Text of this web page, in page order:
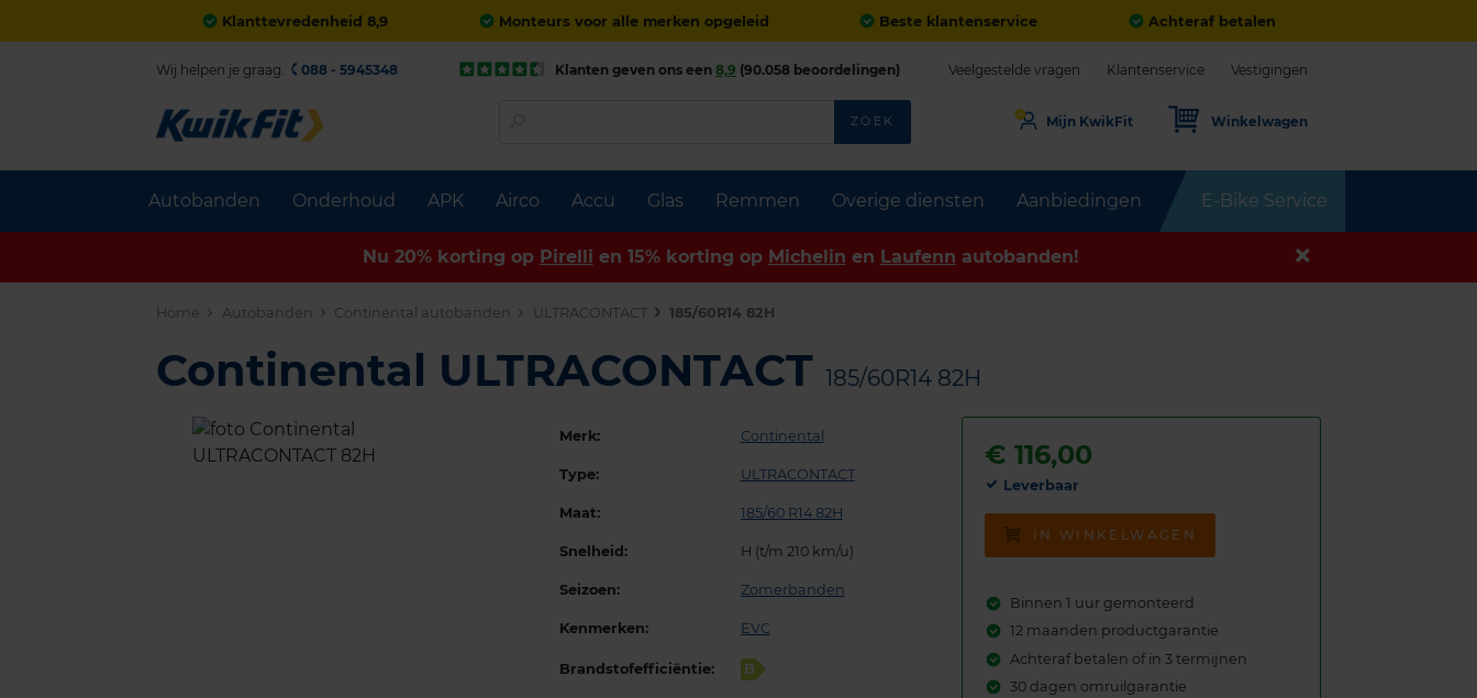
Klanttevredenheid 8,9 Monteurs voor alle merken opgeleid Beste klantenservice Achteraf betalen
Autobanden Onderhoud APK Airco Accu Glas Remmen Overige diensten Aanbiedingen E-Bike Service
Wij helpen je graag. 088 - 5945348 Klanten geven ons een 8,9 (90.058 beoordelingen) Veelgestelde vragen Klantenservice Vestigingen
ZOEK Mijn KwikFit Winkelwagen
Nu 20% korting op Pirelli en 15% korting op Michelin en Laufenn autobanden!
Home Autobanden Continental autobanden ULTRACONTACT 185/60R14 82H
Continental ULTRACONTACT 185/60R14 82H
Merk: Continental
Type: ULTRACONTACT
Maat: 185/60 R14 82H
Snelheid: H (t/m 210 km/u)
Seizoen: Zomerbanden
Kenmerken: EVC
Brandstofefficiëntie: B
€116,00
Leverbaar
IN WINKELWAGEN
Binnen 1 uur gemonteerd
12 maanden productgarantie
Achteraf betalen of in 3 termijnen
30 dagen omruilgarantie